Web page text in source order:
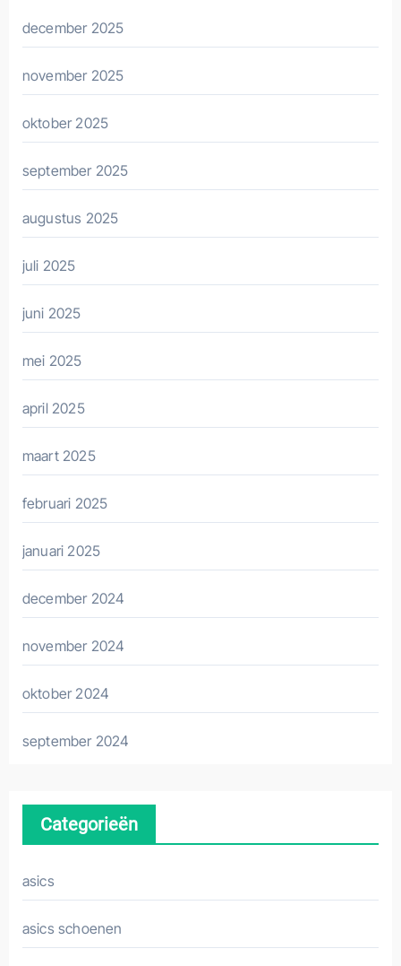
december 2025
november 2025
oktober 2025
september 2025
augustus 2025
juli 2025
juni 2025
mei 2025
april 2025
maart 2025
februari 2025
januari 2025
december 2024
november 2024
oktober 2024
september 2024
Categorieën
asics
asics schoenen